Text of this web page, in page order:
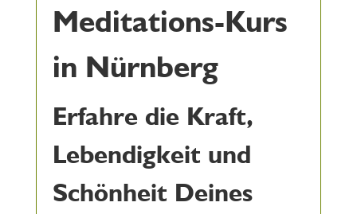
Meditations-Kurs
in Nürnberg
Erfahre die Kraft,
Lebendigkeit und
Schönheit Deines